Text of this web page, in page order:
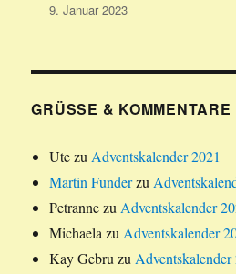
9. Januar 2023
GRÜSSE & KOMMENTARE
Utezu Adventskalender 2021
Martin Funderzu
Petrannezu Adventskalender
Michaela zu Adventskalender
Kay Gebru zu Adventskalender